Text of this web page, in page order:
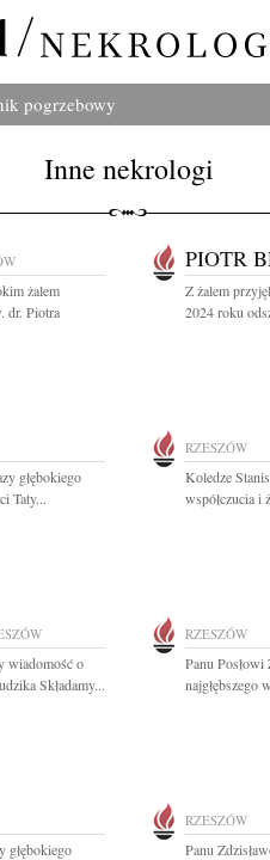
pogrzebowy
Inne nekrologi
żalem
dr. Piotra
PIOTR
Z żalem
2024 roku
głębokiego
Taty...
RZESZÓW
Koledze
współczucia i
wiadomość o
Składamy...
RZESZÓW
Panu
najgłębszego
głębokiego
RZESZÓW
Panu